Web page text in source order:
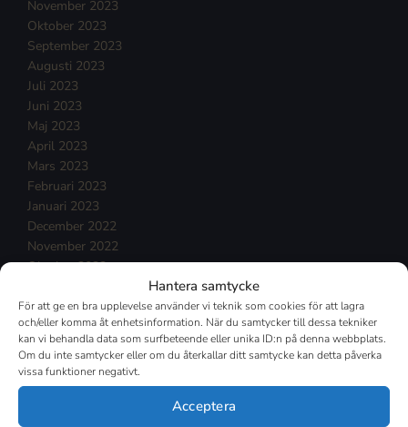
Hantera samtycke
För att ge en bra upplevelse använder vi teknik som cookies för att lagra
och/eller komma åt enhetsinformation. När du samtycker till dessa tekniker
kan vi behandla data som surfbeteende eller unika ID:n på denna webbplats.
Om du inte samtycker eller om du återkallar ditt samtycke kan detta påverka
vissa funktioner negativt.
Acceptera
November 2023
Oktober 2023
September 2023
Augusti 2023
Juli 2023
Juni 2023
Maj 2023
April 2023
Mars 2023
Februari 2023
Januari 2023
December 2022
November 2022
Oktober 2022
Augusti 2022
Juli 2022
Juni 2022
Maj 2022
April 2022